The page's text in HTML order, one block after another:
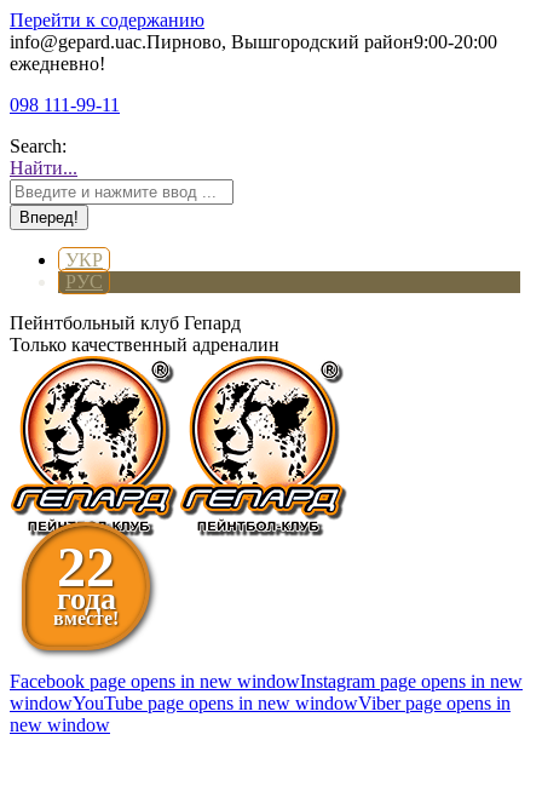
Перейти к содержанию
info@gepard.uaс.Пирново, Вышгородский район9:00-20:00
ежедневно!
098 111-99-11
Search:
Найти...
УКР
РУС
Пейнтбольный клуб Гепард
Только качественный адреналин
22
года
вместе!
Facebook page opens in new windowInstagram page opens in new
windowYouTube page opens in new windowViber page opens in
new window